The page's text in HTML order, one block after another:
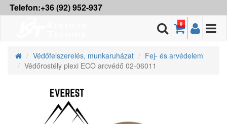
Telefon:+36 (92) 952-937
0
Védőfelszerelés, munkaruházat
Fej- és arvédelem
Védőrostély plexi ECO arcvédő 02-06011